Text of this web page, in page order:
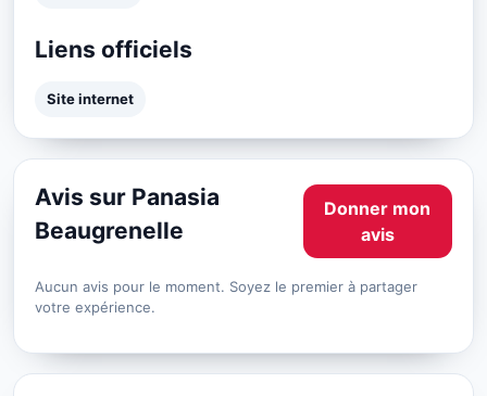
Liens officiels
Site internet
Avis sur Panasia
Beaugrenelle
Donner mon
avis
Aucun avis pour le moment. Soyez le premier à partager
votre expérience.